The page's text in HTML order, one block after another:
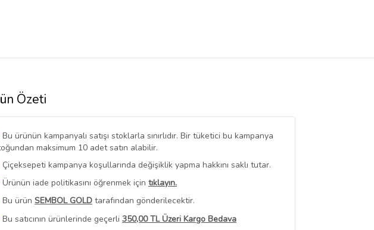
Özeti
Bu ürünün kampanyalı satışı stoklarla sınırlıdır. Bir tüketici bu kampanya
maksimum 10 adet satın alabilir.
Çiçeksepeti kampanya koşullarında değişiklik yapma hakkını saklı tutar.
Ürünün iade politikasını öğrenmek için tıklayın.
Bu ürün SEMBOL GOLD tarafından gönderilecektir.
Bu satıcının ürünlerinde geçerli 350,00 TL Üzeri Kargo Bedava